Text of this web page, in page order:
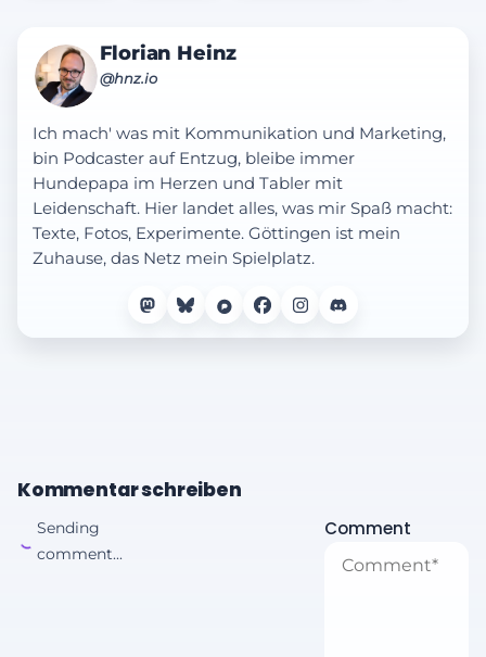
Florian Heinz
@hnz.io
Ich mach' was mit Kommunikation und Marketing,
bin Podcaster auf Entzug, bleibe immer
Hundepapa im Herzen und Tabler mit
Leidenschaft. Hier landet alles, was mir Spaß macht:
Texte, Fotos, Experimente. Göttingen ist mein
Zuhause, das Netz mein Spielplatz.
Kommentar schreiben
Sending
comment...
Comment